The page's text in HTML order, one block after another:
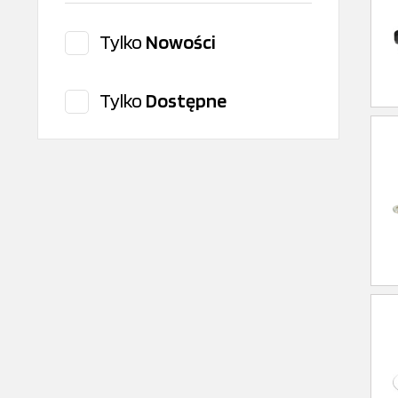
VELPART
Tylko Nowości
Tylko Dostępne